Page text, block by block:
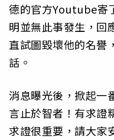
德的官方Youtube寄
明並無此事發生，回
直試圖毀壞他的名譽
話。
消息曝光後，掀起一
言止於智者！有求證
求證很重要，請大家